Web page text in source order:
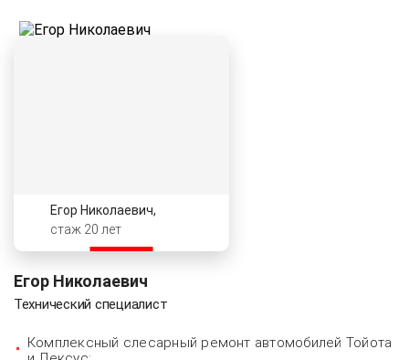
Егор Николаевич,
стаж 20 лет
Егор Николаевич
Технический специалист
Комплексный слесарный ремонт автомобилей Тойота